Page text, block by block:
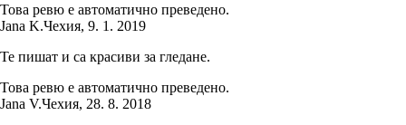
Това ревю е автоматично преведено.
Jana K.Чехия, 9. 1. 2019
Те пишат и са красиви за гледане.
Това ревю е автоматично преведено.
Jana V.Чехия, 28. 8. 2018